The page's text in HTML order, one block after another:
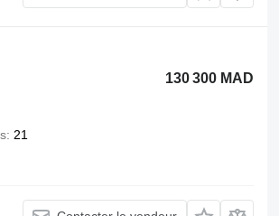
130 300 MAD
21